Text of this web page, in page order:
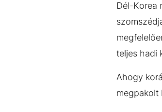
Dél-Korea
teljes hadi
Ahogy
megpakolt